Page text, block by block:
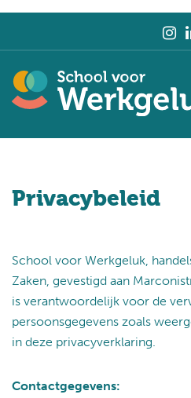
Privacybeleid
School voor Werkgeluk,
Zaken, gevestigd aan
is verantwoordelijk voor de
persoonsgegevens zoals
in deze privacyverklaring.
Contactgegevens: